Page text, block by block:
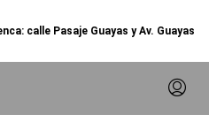
calle Pasaje Guayas y Av. Guayas